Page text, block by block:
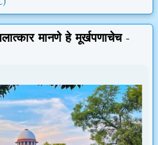
मानणे हे मूर्खपणाचेच -